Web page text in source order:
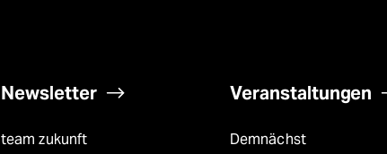
Newsletter
team zukunft
Veranstaltungen
Demnächst